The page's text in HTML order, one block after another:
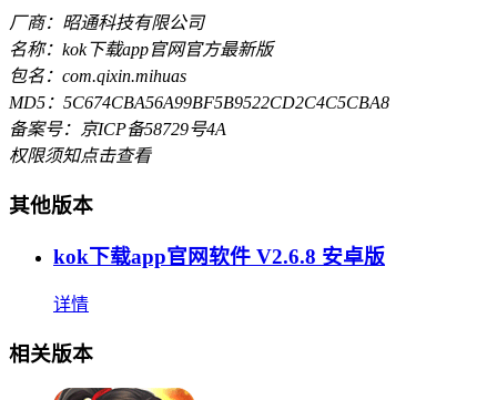
厂商：昭通科技有限公司
名称：kok下载app官网官方最新版
包名：com.qixin.mihuas
MD5：5C674CBA56A99BF5B9522CD2C4C5CBA8
备案号：京ICP备58729号4A
权限须知点击查看
其他版本
kok下载app官网软件 V2.6.8 安卓版
详情
相关版本